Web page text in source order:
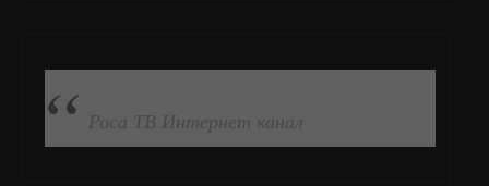
ПОДПИСАТЬСЯ НА FB
Роса ТВ Интернет канал